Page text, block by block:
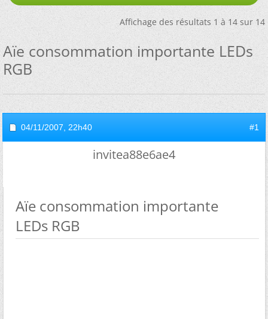
Affichage des résultats 1 à 14 sur 14
Aïe consommation importante LEDs
RGB
04/11/2007, 22h40 #1
invitea88e6ae4
Aïe consommation importante
LEDs RGB